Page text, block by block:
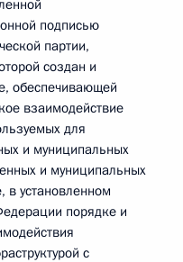
подписью
партии,
создан и
обеспечивающей
взаимодействие
для
и муниципальных
и муниципальных
в установленном
порядке и
с